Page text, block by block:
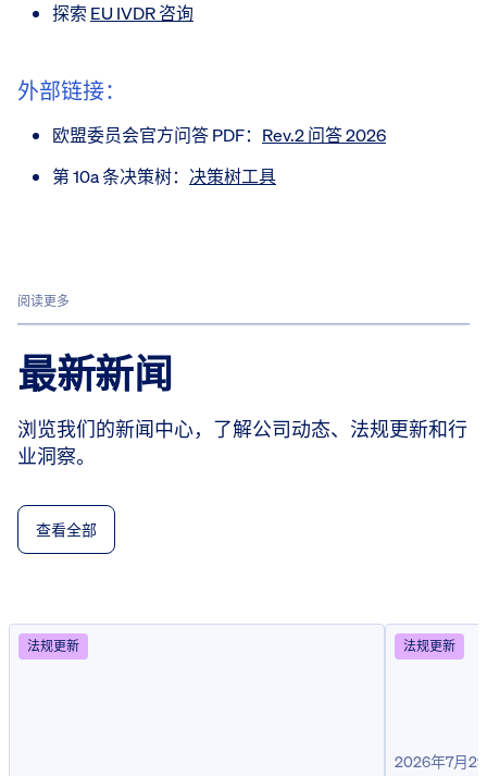
探索 EU IVDR 咨询
外部链接：
欧盟委员会官方问答 PDF： Rev.2 问答 2026
第 10a 条决策树： 决策树工具
阅读更多
最新新闻
浏览我们的新闻中心，了解公司动态、法规更新和行
业洞察。
查看全部
法规更新 法规更新
2026年7月